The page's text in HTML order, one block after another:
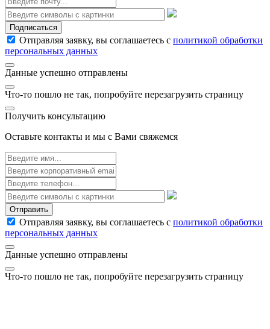
Подписаться
Отправляя заявку, вы соглашаетесь с политикой обработки
персональных данных
Данные успешно отправлены
Что-то пошло не так, попробуйте перезагрузить страницу
Получить консультацию
Оставьте контакты и мы с Вами свяжемся
Отправить
Отправляя заявку, вы соглашаетесь с политикой обработки
персональных данных
Данные успешно отправлены
Что-то пошло не так, попробуйте перезагрузить страницу